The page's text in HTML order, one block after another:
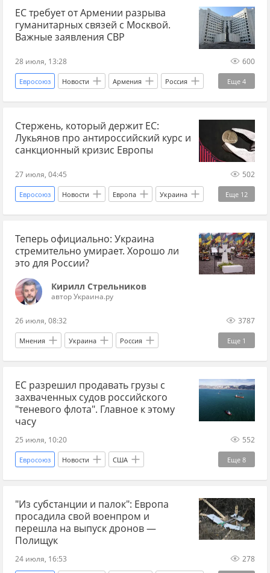
Украина.ру Мир без границ
ЕС требует от Армении разрыва
гуманитарных связей с Москвой.
Важные заявления СВР
28 июля, 13:28 600
Еще 4
Евросоюз Новости Армения Россия
Европа Служба внешней разведки ЕС
Мир без границ
Стержень, который держит ЕС:
Лукьянов про антироссийский курс и
санкционный кризис Европы
27 июля, 04:45 502
Еще 12
Евросоюз Новости Европа Украина
Россия ЕС Главные новости
главное санкции
антироссийские санкции Мир без границ
экономика
аналитики Федор Лукьянов
Теперь официально: Украина
стремительно умирает. Хорошо ли
это для России?
Кирилл Стрельников
автор Украина.ру
26 июля, 08:32 3787
Еще 1
Мнения Украина Россия
демография
ЕС разрешил продавать грузы с
захваченных судов российского
"теневого флота". Главное к этому
часу
25 июля, 10:20 552
Еще 8
Евросоюз Новости США
Дональд Трамп Владимир Путин
Саудовская Аравия Россия Си Цзиньпин
Saudi Aramco Украина.ру
"Из субстанции и палок": Европа
просадила свой военпром и
перешла на выпуск дронов —
Полищук
24 июля, 16:53 278